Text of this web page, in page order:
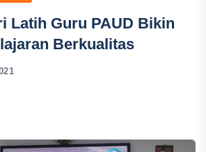
Latih Guru PAUD Bikin
Berkualitas